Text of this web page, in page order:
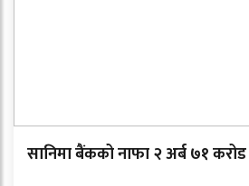
सानिमा बैंकको नाफा २ अर्ब ७१ करोड